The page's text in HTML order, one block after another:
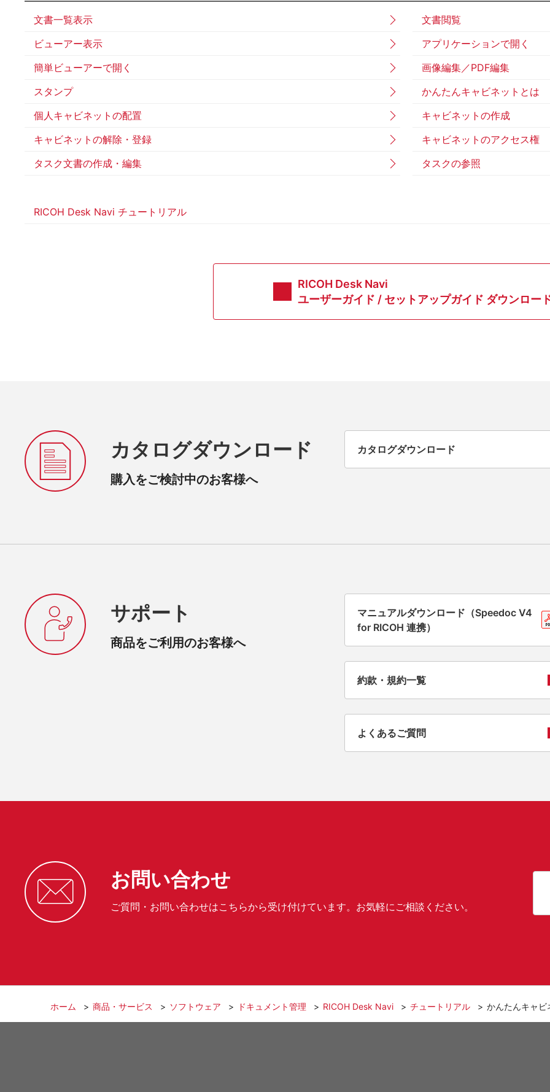
文書一覧表示
文書閲覧
ビューアー表示
アプリケーションで開く
簡単ビューアーで開く
画像編集／PDF編集
スタンプ
かんたんキャビネットとは
個人キャビネットの配置
キャビネットの作成
キャビネットの解除・登録
キャビネットのアクセス権
タスク文書の作成・編集
タスクの参照
RICOH Desk Navi チュートリアル
RICOH Desk Navi
ユーザーガイド / セットアップガイド ダウンロー
カタログダウンロード
購入をご検討中のお客様へ
カタログダウンロード
サポート
商品をご利用のお客様へ
マニュアルダウンロード（Speedoc V4
for RICOH 連携）
約款・規約一覧
よくあるご質問
お問い合わせ
ご質問・お問い合わせはこちらから受け付けています。お気軽にご相談ください。
ホーム 商品・サービス ソフトウェア ドキュメント管理 RICOH Desk Navi チュートリアル かんたんキャビ